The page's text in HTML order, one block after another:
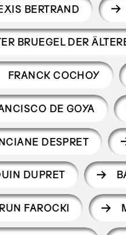
BERTRAND
BRUEGEL DER
FRANCK COCHOY
DE GOYA
DESPRET
DUPRET
FAROCKI